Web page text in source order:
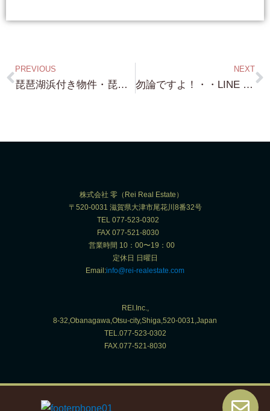
PREVIOUS
琵琶湖浜付き物件・琵琶湖別荘物件 今週も ”蓬莱”が 熱い？（笑）お問い合わせありがとうございます！ 蓬莱・和邇 色々ありますよ！
NEXT
勿論ですよ！・・LINE 登録は 何も 琵琶湖浜付き物件情報 だけじゃないです！・・京都別荘・京都投資用不動産 探しにも ご利用ください！
株式会社 零（Rei Real Estate）
〒520-0031 滋賀県大津市尾花川8番32号
TEL 077-523-0302
FAX 077-521-8030
営業時間 10：00〜19：00
定休日 日曜日
Email:info@rei-realestate.com
REI.Inc.,
8-32,Obanagawa,Otsu-city,Shiga,520-0031,Japan
TEL.077-523-0302
FAX.077-521-8030